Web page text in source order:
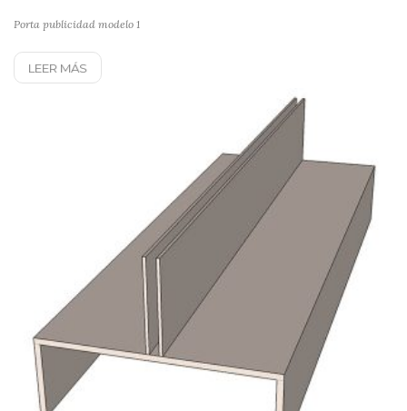
Porta publicidad modelo 1
LEER MÁS